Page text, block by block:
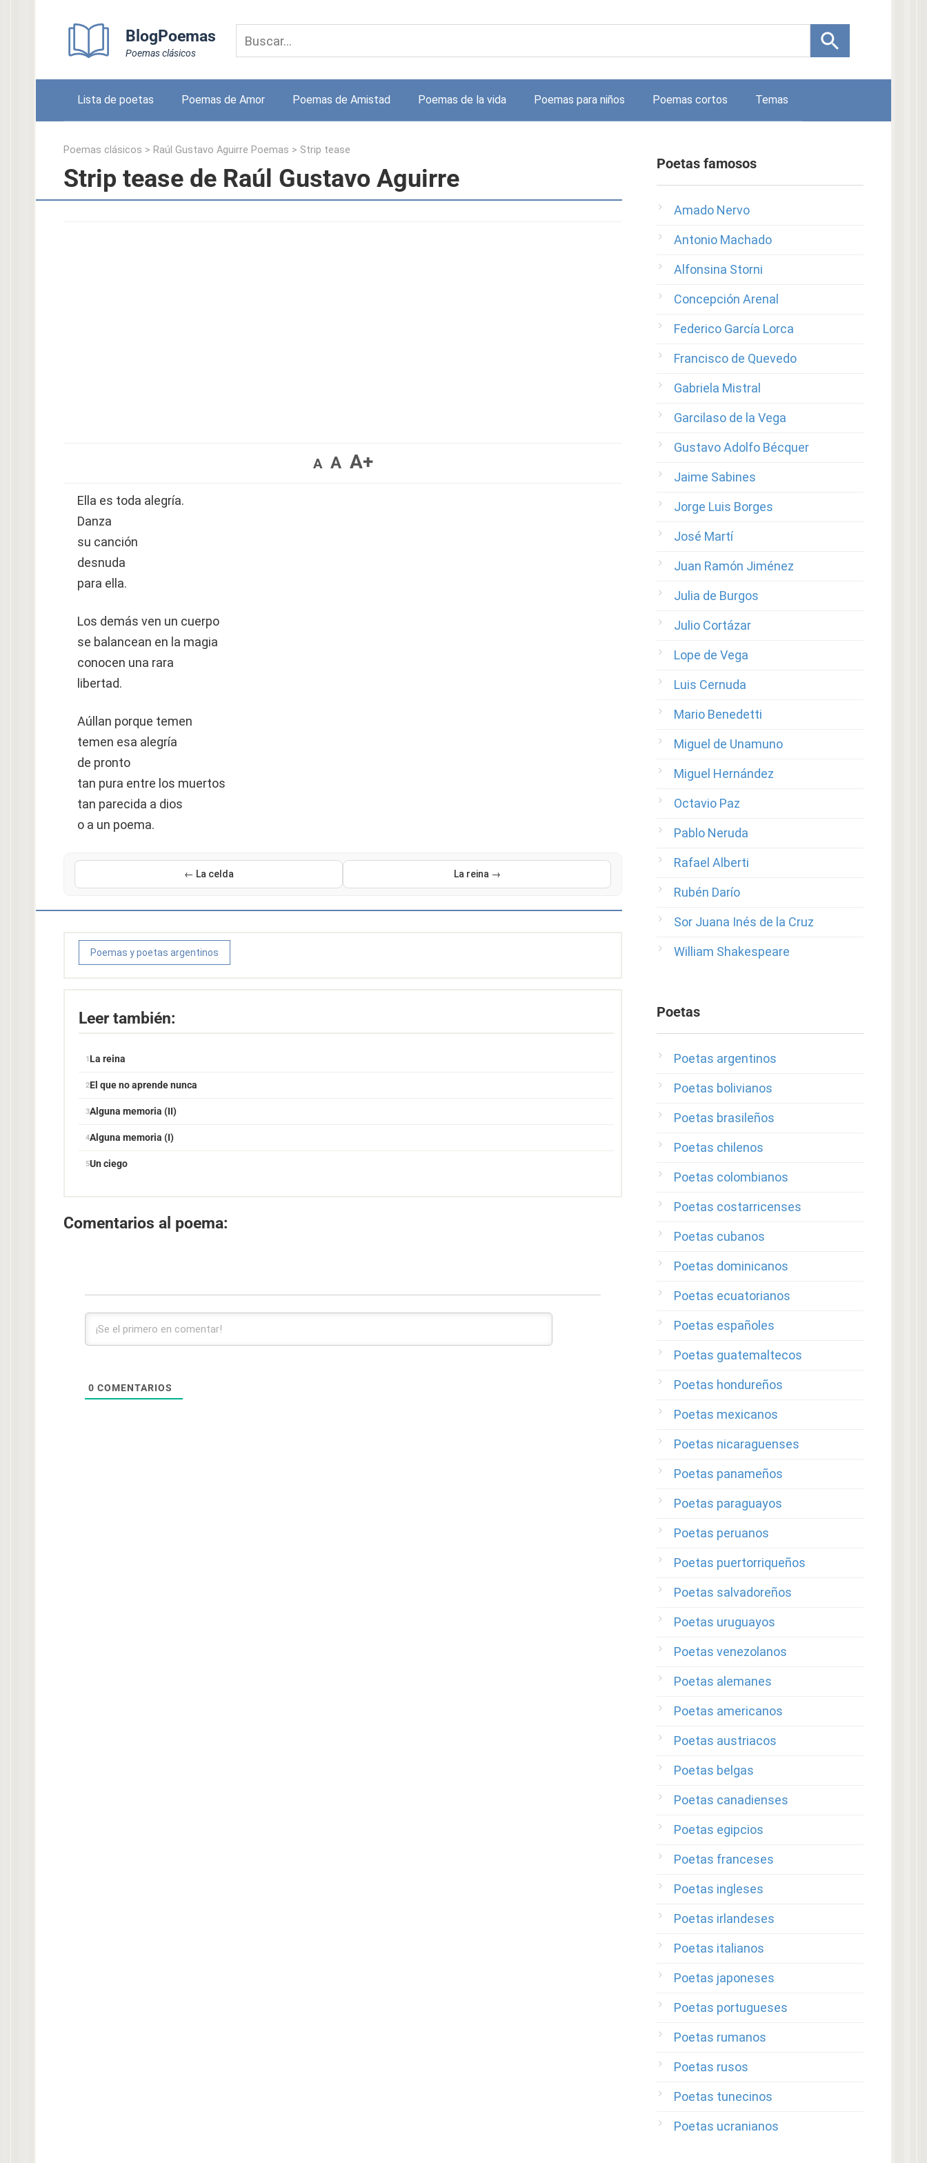
BlogPoemas
Poemas clásicos
Lista de poetas Poemas de Amor Poemas de Amistad Poemas de la vida Poemas para niños Poemas cortos Temas
Poemas clásicos > Raúl Gustavo Aguirre Poemas > Strip tease
Strip tease de Raúl Gustavo Aguirre
A A A+
Ella es toda alegría.
Danza
su canción
desnuda
para ella.
Los demás ven un cuerpo
se balancean en la magia
conocen una rara
libertad.
Aúllan porque temen
temen esa alegría
de pronto
tan pura entre los muertos
tan parecida a dios
o a un poema.
← La celda La reina →
Poemas y poetas argentinos
Leer también:
La reina
El que no aprende nunca
Alguna memoria (II)
Alguna memoria (I)
Un ciego
Comentarios al poema:
0 COMENTARIOS
Poetas famosos
Amado Nervo
Antonio Machado
Alfonsina Storni
Concepción Arenal
Federico García Lorca
Francisco de Quevedo
Gabriela Mistral
Garcilaso de la Vega
Gustavo Adolfo Bécquer
Jaime Sabines
Jorge Luis Borges
José Martí
Juan Ramón Jiménez
Julia de Burgos
Julio Cortázar
Lope de Vega
Luis Cernuda
Mario Benedetti
Miguel de Unamuno
Miguel Hernández
Octavio Paz
Pablo Neruda
Rafael Alberti
Rubén Darío
Sor Juana Inés de la Cruz
William Shakespeare
Poetas
Poetas argentinos
Poetas bolivianos
Poetas brasileños
Poetas chilenos
Poetas colombianos
Poetas costarricenses
Poetas cubanos
Poetas dominicanos
Poetas ecuatorianos
Poetas españoles
Poetas guatemaltecos
Poetas hondureños
Poetas mexicanos
Poetas nicaraguenses
Poetas panameños
Poetas paraguayos
Poetas peruanos
Poetas puertorriqueños
Poetas salvadoreños
Poetas uruguayos
Poetas venezolanos
Poetas alemanes
Poetas americanos
Poetas austriacos
Poetas belgas
Poetas canadienses
Poetas egipcios
Poetas franceses
Poetas ingleses
Poetas irlandeses
Poetas italianos
Poetas japoneses
Poetas portugueses
Poetas rumanos
Poetas rusos
Poetas tunecinos
Poetas ucranianos